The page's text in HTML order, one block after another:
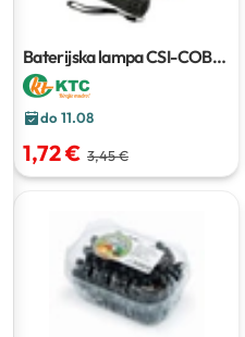
Baterijska lampa CSI-COB
1,5 W
do 11.08
1,72 € 3,45 €